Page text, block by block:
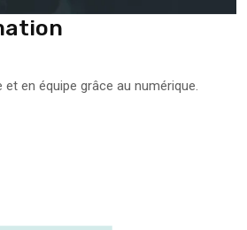
en équipe grâce au numérique.